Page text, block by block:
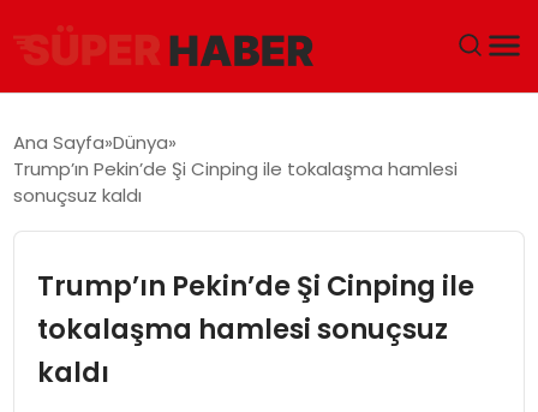
GÜNDEM
EKONOMI
Ana Sayfa Dünya
Trump’ın Pekin’de Şi Cinping ile tokalaşma hamlesi
sonuçsuz kaldı
Trump’ın Pekin’de Şi Cinping ile
tokalaşma hamlesi sonuçsuz
kaldı